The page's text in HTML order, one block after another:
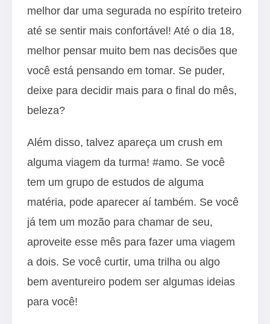
melhor dar uma segurada no espírito treteiro
até se sentir mais confortável! Até o dia 18,
melhor pensar muito bem nas decisões que
você está pensando em tomar. Se puder,
deixe para decidir mais para o final do mês,
beleza?
Além disso, talvez apareça um crush em
alguma viagem da turma! #amo. Se você
tem um grupo de estudos de alguma
matéria, pode aparecer aí também. Se você
já tem um mozão para chamar de seu,
aproveite esse mês para fazer uma viagem
a dois. Se você curtir, uma trilha ou algo
bem aventureiro podem ser algumas ideias
para você!